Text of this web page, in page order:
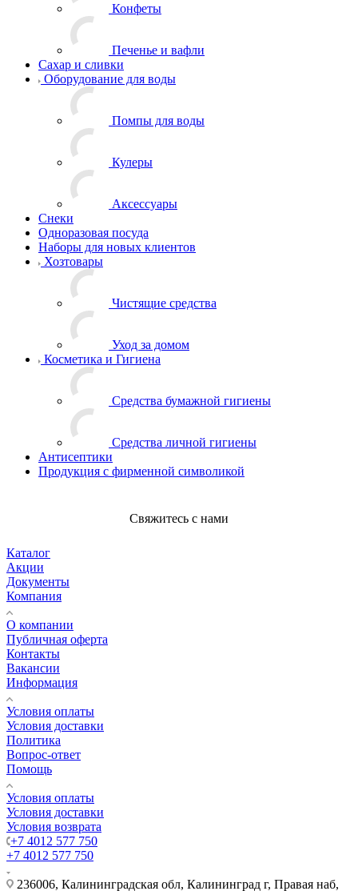
Конфеты
Печенье и вафли
Сахар и сливки
Оборудование для воды
Помпы для воды
Кулеры
Аксессуары
Снеки
Одноразовая посуда
Наборы для новых клиентов
Хозтовары
Чистящие средства
Уход за домом
Косметика и Гигиена
Средства бумажной гигиены
Средства личной гигиены
Антисептики
Продукция с фирменной символикой
Свяжитесь с нами
Каталог
Акции
Документы
Компания
О компании
Публичная оферта
Контакты
Вакансии
Информация
Условия оплаты
Условия доставки
Политика
Вопрос-ответ
Помощь
Условия оплаты
Условия доставки
Условия возврата
+7 4012 577 750
+7 4012 577 750
236006, Калининградская обл, Калининград г, Правая наб,